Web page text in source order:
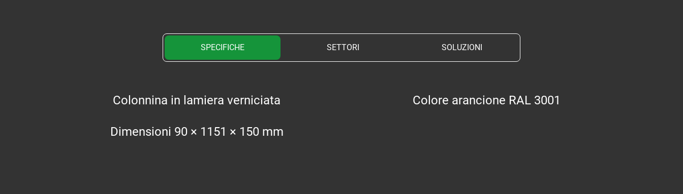
SPECIFICHE SETTORI SOLUZIONI
Colonnina in lamiera verniciata Colore arancione RAL 3001
Dimensioni 90 × 1151 × 150 mm